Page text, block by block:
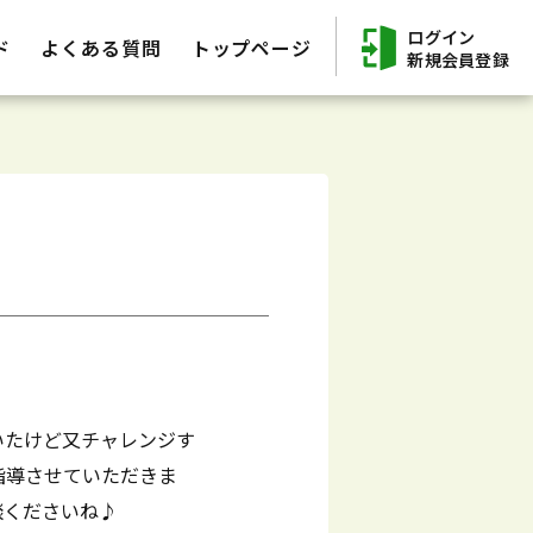
よくある質問 トップページ
ログイン
新規会員登録
けど又チャレンジす
させていただきま
くださいね♪